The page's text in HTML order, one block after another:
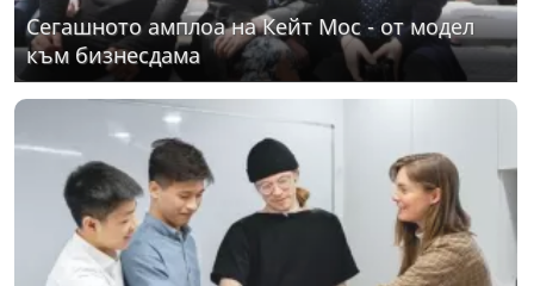
Сегашното амплоа на Кейт Мос - от модел
към бизнесдама